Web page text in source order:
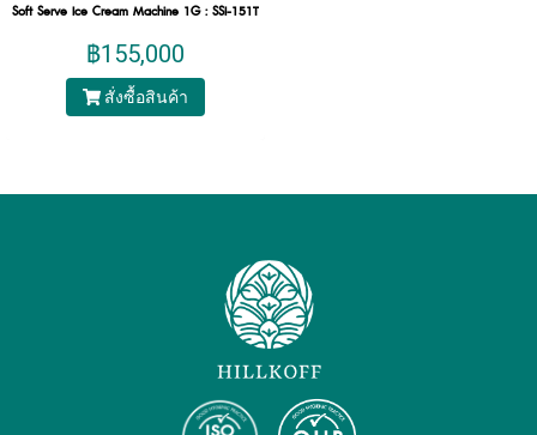
Soft Serve Ice Cream Machine 1G : SSI-151TG
฿155,000
สั่งซื้อสินค้า